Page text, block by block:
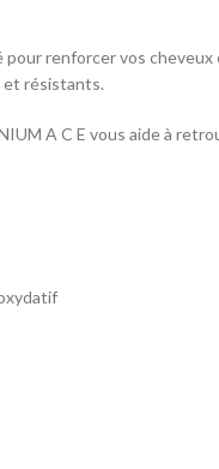
renforcer vos
et résistants.
A C E vous aide à